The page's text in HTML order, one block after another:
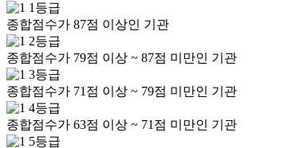
1등급
종합점수가 87점 이상인 기관
2등급
종합점수가 79점 이상 ~ 87점 미만인 기관
3등급
종합점수가 71점 이상 ~ 79점 미만인 기관
4등급
종합점수가 63점 이상 ~ 71점 미만인 기관
5등급